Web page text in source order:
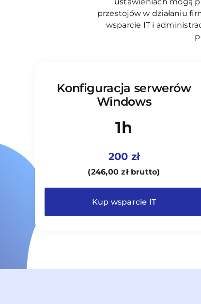
przestojów w działaniu
wsparcie IT i
Konfiguracja serwerów
Windows
1h
200 zł
(246,00złbrutto)
Kup wsparcie IT